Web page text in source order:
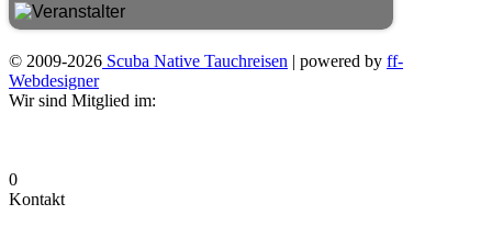
© 2009-2026 Scuba Native Tauchreisen | powered by ff-
Webdesigner
Wir sind Mitglied im:
0
Kontakt